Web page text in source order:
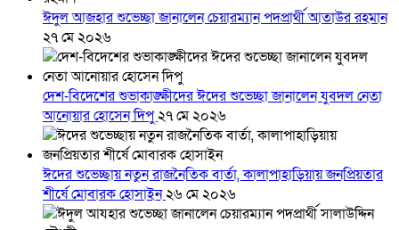
ঈদুল আজহার শুভেচ্ছা জানালেন চেয়ারম্যান পদপ্রার্থী আতাউর রহমান
২৭ মে ২০২৬
দেশ-বিদেশের শুভাকাঙ্ক্ষীদের ঈদের শুভেচ্ছা জানালেন যুবদল নেতা
আনোয়ার হোসেন দিপু২৭ মে ২০২৬
ঈদের শুভেচ্ছায় নতুন রাজনৈতিক বার্তা, কালাপাহাড়িয়ায় জনপ্রিয়তার
শীর্ষে মোবারক হোসাইন২৬ মে ২০২৬